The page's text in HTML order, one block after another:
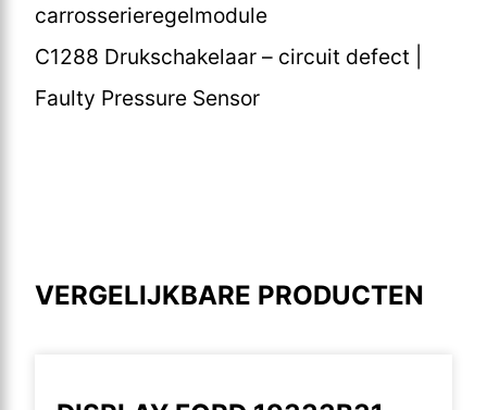
carrosserieregelmodule
C1288 Drukschakelaar – circuit defect |
Faulty Pressure Sensor
VERGELIJKBARE PRODUCTEN